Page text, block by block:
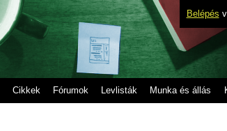
Belépés
Cikkek Fórumok Levlisták Munka és állás